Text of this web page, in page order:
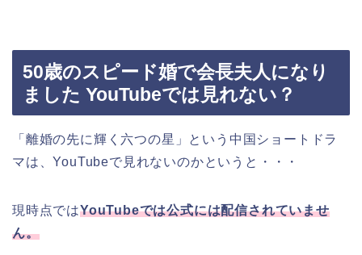
50歳のスピード婚で会長夫人になり
ました YouTubeでは見れない？
「離婚の先に輝く六つの星」という中国ショートドラ
マは、YouTubeで見れないのかというと・・・
現時点ではYouTubeでは公式には配信されていませ
ん。